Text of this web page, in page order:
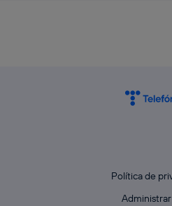
Política de